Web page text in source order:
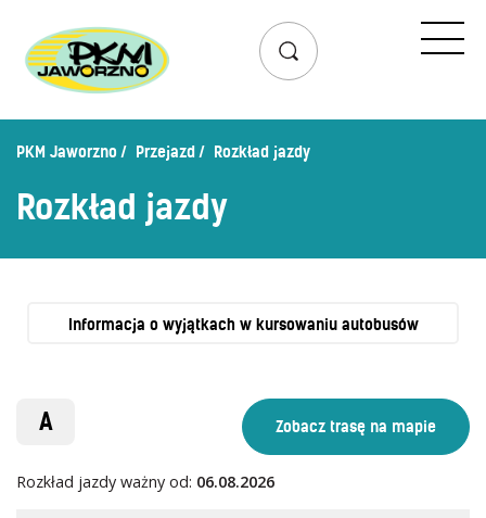
Przejazd
Lista przystanków
Zaplanuj podróż – wyszukiwarka połączeń
Mapa przystanków i połączeń
Schemat linii nocnych
Bilety
Uprawnienia do ulg
Regulamin przewozów
PKM Jaworzno Przejazd Rozkład jazdy
Rozkład jazdy
Informacja o wyjątkach w kursowaniu autobusów
A
Rozkład jazdy ważny od: 06.08.2026